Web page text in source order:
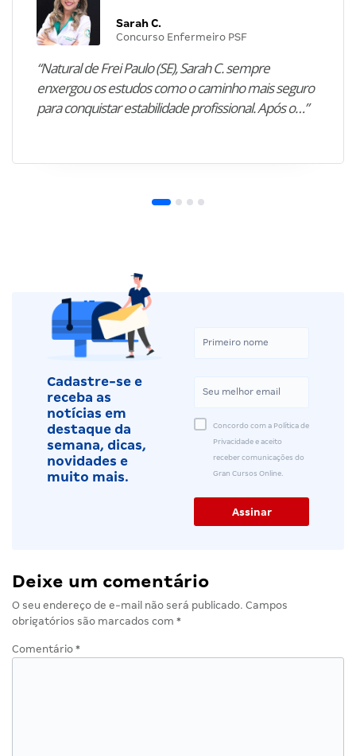
Sarah C.
Concurso Enfermeiro PSF
“Natural de Frei Paulo (SE), Sarah C. sempre
enxergou os estudos como o caminho mais seguro
para conquistar estabilidade profissional. Após o…”
Cadastre-se e
receba as
notícias em
destaque da
semana, dicas,
novidades e
muito mais.
Concordo com a Política de
Privacidade e aceito
receber comunicações do
Gran Cursos Online.
Deixe um comentário
O seu endereço de e-mail não será publicado. Campos
obrigatórios são marcados com *
Comentário *